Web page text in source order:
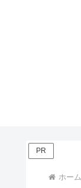
PR
ホーム